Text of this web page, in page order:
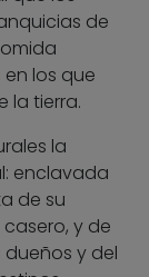
de
los que
la tierra.
la
enclavada
de su
y de
y del